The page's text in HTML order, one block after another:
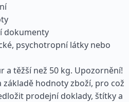
dokumenty
psychotropní látky nebo
a těžší než 50 kg. Upozornění!
základě hodnoty zboží, pro což
prodejní doklady, štítky a